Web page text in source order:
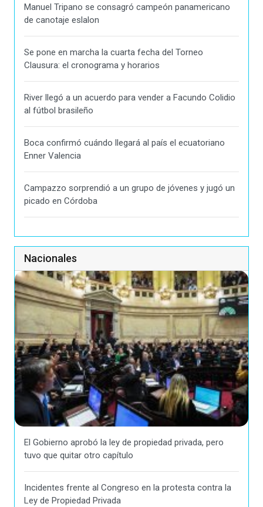
Manuel Tripano se consagró campeón panamericano
de canotaje eslalon
Se pone en marcha la cuarta fecha del Torneo
Clausura: el cronograma y horarios
River llegó a un acuerdo para vender a Facundo Colidio
al fútbol brasileño
Boca confirmó cuándo llegará al país el ecuatoriano
Enner Valencia
Campazzo sorprendió a un grupo de jóvenes y jugó un
picado en Córdoba
Nacionales
El Gobierno aprobó la ley de propiedad privada, pero
tuvo que quitar otro capítulo
Incidentes frente al Congreso en la protesta contra la
Ley de Propiedad Privada